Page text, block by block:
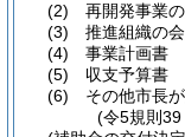
(2)
再開発事業
(3)
推進組織の
(4)
事業計画書
(5)
収支予算書
(6)
その他市長
(令5規則